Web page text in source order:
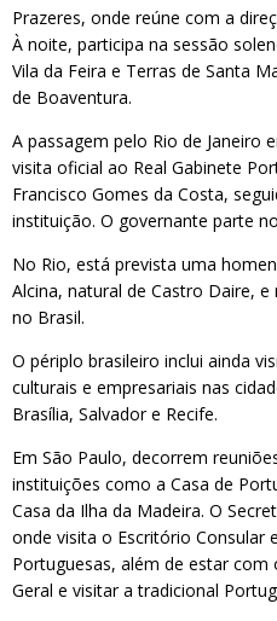
Prazeres, onde reúne com a
À noite, participa na sessão
Vila da Feira e Terras de Santa
de Boaventura.
A passagem pelo Rio de Janeiro
visita oficial ao Real Gabinete
Francisco Gomes da Costa,
instituição. O governante parte
No Rio, está prevista uma
Alcina, natural de Castro Daire,
no Brasil.
O périplo brasileiro inclui ainda
culturais e empresariais nas
Brasília, Salvador e Recife.
Em São Paulo, decorrem
instituições como a Casa de
Casa da Ilha da Madeira. O
onde visita o Escritório Consular
Portuguesas, além de estar
Geral e visitar a tradicional